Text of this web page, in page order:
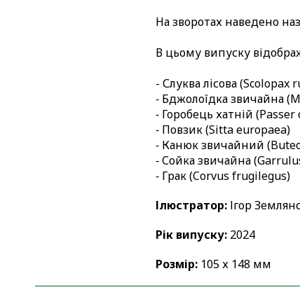
На зворотах наведено
В цьому випуску
- Слуква лісова (Scolopax
⁃ Бджолоїдка звичайна
⁃ Горобець хатній
⁃ Повзик (Sitta europaea)
⁃ Канюк звичайний
⁃ Сойка звичайна
⁃ Грак (Corvus frugilegus)
Ілюстратор: Ігор
Рік випуску: 2024
Розмір: 105 х 148 мм